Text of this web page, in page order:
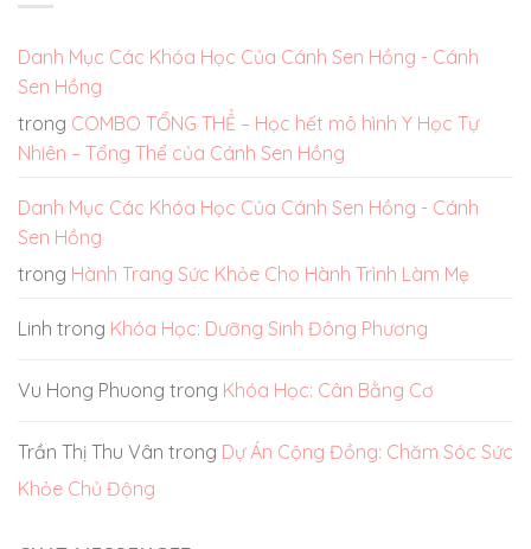
Danh Mục Các Khóa Học Của Cánh Sen Hồng - Cánh
Sen Hồng
trong COMBO TỔNG THỂ – Học hết mô hình Y Học Tự
Nhiên – Tổng Thể của Cánh Sen Hồng
Danh Mục Các Khóa Học Của Cánh Sen Hồng - Cánh
Sen Hồng
trong Hành Trang Sức Khỏe Cho Hành Trình Làm Mẹ
Linh trong Khóa Học: Dưỡng Sinh Đông Phương
Vu Hong Phuong trong Khóa Học: Cân Bằng Cơ
Trần Thị Thu Vân trong Dự Án Cộng Đồng: Chăm Sóc Sức
Khỏe Chủ Động